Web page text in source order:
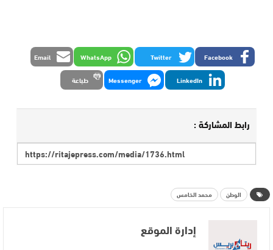
Facebook
Twitter
WhatsApp
Email
LinkedIn
Messenger طباعة
رابط المشاركة :
الوطن محمد الخامس
إدارة الموقع